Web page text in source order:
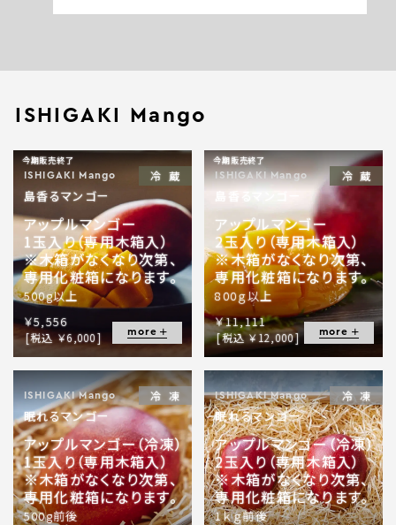
ISHIGAKI Mango
ISHIGAKI Mango 冷蔵
今期販売終了
島香るマンゴー
アップルマンゴー
1玉入り（専用木箱入）
※木箱がなくなり次第、
専用化粧箱になります。
500g以上
￥5,556
[税込 ￥6,000] more
ISHIGAKI Mango 冷蔵
今期販売終了
島香るマンゴー
アップルマンゴー
2玉入り（専用木箱入）
※木箱がなくなり次第、
専用化粧箱になります。
800ｇ以上
￥11,111
[税込 ￥12,000] more
ISHIGAKI Mango 冷凍
眠れるマンゴー
アップルマンゴー（冷凍）
1玉入り（専用木箱入）
※木箱がなくなり次第、
専用化粧箱になります。
500g前後
ISHIGAKI Mango 冷凍
眠れるマンゴー
アップルマンゴー（冷凍）
2玉入り（専用木箱入）
※木箱がなくなり次第、
専用化粧箱になります。
1ｋｇ前後